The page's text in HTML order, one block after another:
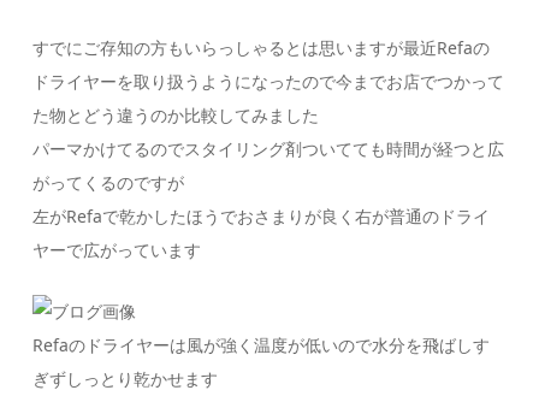
すでにご存知の方もいらっしゃるとは思いますが最近Refaの
ドライヤーを取り扱うようになったので今までお店でつかって
た物とどう違うのか比較してみました
パーマかけてるのでスタイリング剤ついてても時間が経つと広
がってくるのですが
左がRefaで乾かしたほうでおさまりが良く右が普通のドライ
ヤーで広がっています
Refaのドライヤーは風が強く温度が低いので水分を飛ばしす
ぎずしっとり乾かせます